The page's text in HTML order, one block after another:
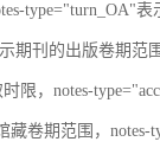
type="turn_OA"
期刊的出版卷期
限，notes-
藏卷期范围，